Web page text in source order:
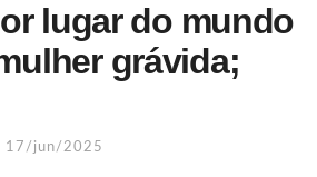
lugar do mundo
grávida;
17/jun/2025